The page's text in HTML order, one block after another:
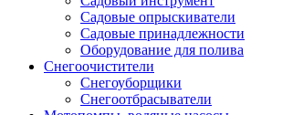
Садовые опрыскиватели
Садовые принадлежности
Оборудование для полива
Снегоочистители
Снегоуборщики
Снегоотбрасыватели